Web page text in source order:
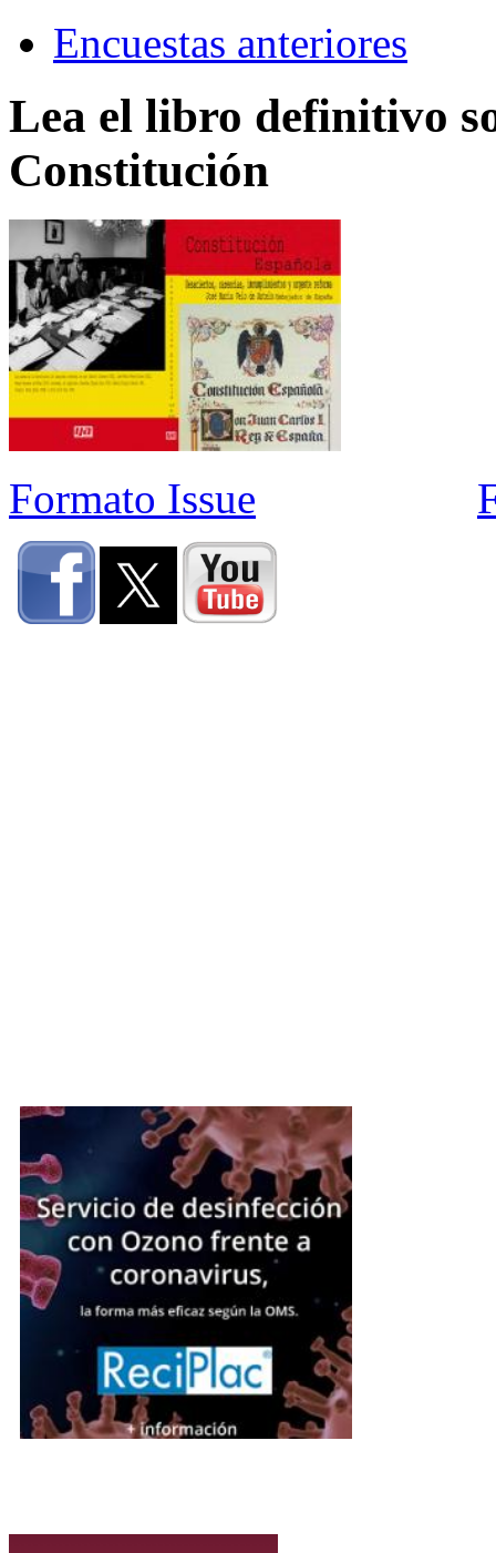
Encuestas anteriores
Lea el libro definitivo
Constitución
Formato Issue